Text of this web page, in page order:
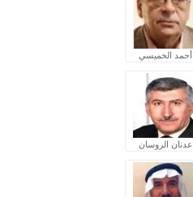
أحمد الخميسي
عدنان الروسان